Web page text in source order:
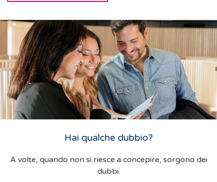
Hai qualche dubbio?
A volte, quando non si riesce a concepire, sorgono dei
dubbi.